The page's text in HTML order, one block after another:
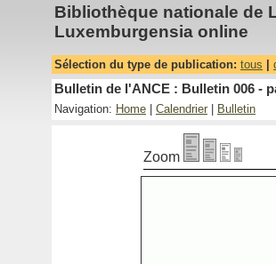
Bibliothèque nationale de
Luxemburgensia online
Sélection du type de publication: tous
Bulletin de l'ANCE : Bulletin 006 -
Navigation: Home Calendrier Bulletin
Zoom